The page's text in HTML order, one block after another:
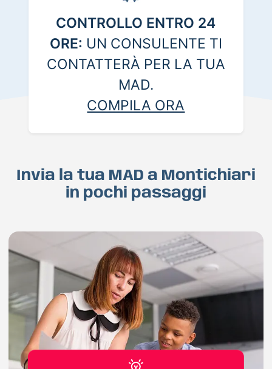
CONTROLLO ENTRO 24
ORE: UN CONSULENTE TI
CONTATTERÀ PER LA TUA
MAD.
COMPILA ORA
Invia la tua MAD a Montichiari
in pochi passaggi